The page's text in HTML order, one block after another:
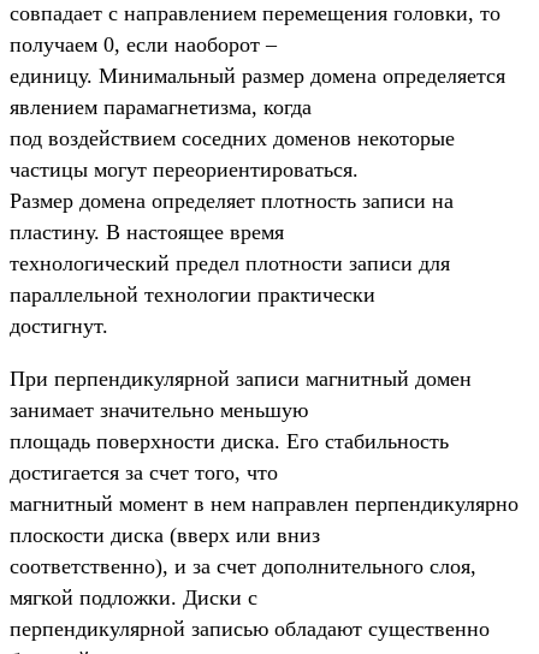
совпадает с направлением перемещения головки, то
получаем 0, если наоборот –
единицу. Минимальный размер домена определяется
явлением парамагнетизма, когда
под воздействием соседних доменов некоторые
частицы могут переориентироваться.
Размер домена определяет плотность записи на
пластину. В настоящее время
технологический предел плотности записи для
параллельной технологии практически
достигнут.
При перпендикулярной записи магнитный домен
занимает значительно меньшую
площадь поверхности диска. Его стабильность
достигается за счет того, что
магнитный момент в нем направлен перпендикулярно
плоскости диска (вверх или вниз
соответственно), и за счет дополнительного слоя,
мягкой подложки. Диски с
перпендикулярной записью обладают существенно